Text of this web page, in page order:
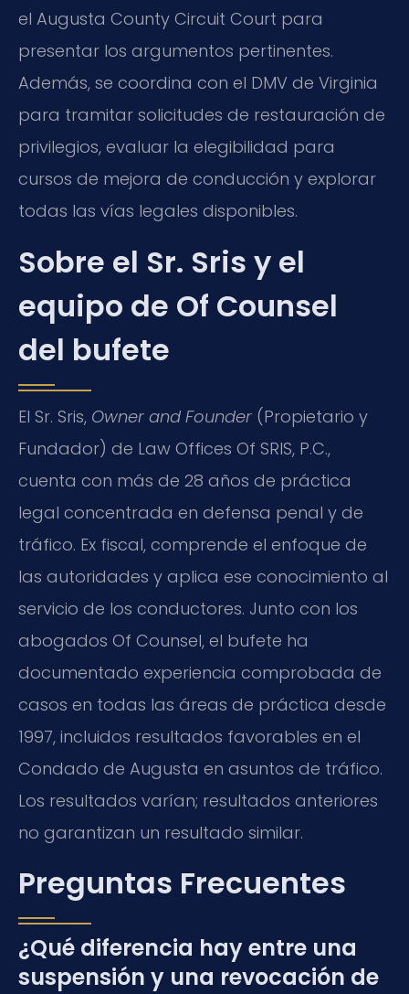
el Augusta County Circuit Court para
presentar los argumentos pertinentes.
Además, se coordina con el DMV de Virginia
para tramitar solicitudes de restauración de
privilegios, evaluar la elegibilidad para
cursos de mejora de conducción y explorar
todas las vías legales disponibles.
Sobre el Sr. Sris y el
equipo de Of Counsel
del bufete
El Sr. Sris, Owner and Founder (Propietario y
Fundador) de Law Offices Of SRIS, P.C.,
cuenta con más de 28 años de práctica
legal concentrada en defensa penal y de
tráfico. Ex fiscal, comprende el enfoque de
las autoridades y aplica ese conocimiento al
servicio de los conductores. Junto con los
abogados Of Counsel, el bufete ha
documentado experiencia comprobada de
casos en todas las áreas de práctica desde
1997, incluidos resultados favorables en el
Condado de Augusta en asuntos de tráfico.
Los resultados varían; resultados anteriores
no garantizan un resultado similar.
Preguntas Frecuentes
¿Qué diferencia hay entre una
suspensión y una revocación de